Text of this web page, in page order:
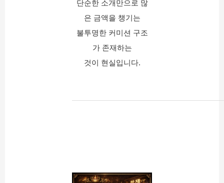
단순한 소개만으로 많
은 금액을 챙기는
불투명한 커미션 구조
가 존재하는
것이 현실입니다.